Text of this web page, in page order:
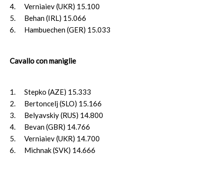
4. Verniaiev (UKR) 15.100
5. Behan (IRL) 15.066
6. Hambuechen (GER) 15.033
Cavallo con maniglie
1. Stepko (AZE) 15.333
2. Bertoncelj (SLO) 15.166
3. Belyavskiy (RUS) 14.800
4. Bevan (GBR) 14.766
5. Verniaiev (UKR) 14.700
6. Michnak (SVK) 14.666